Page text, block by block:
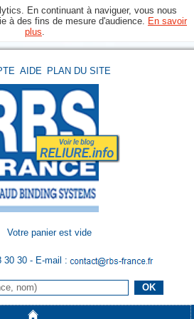
En continuant à naviguer, vous nous
à des fins de mesure d'audience. En savoir
plus
AIDE PLAN DU SITE
Votre panier est vide
30 30 - E-mail :